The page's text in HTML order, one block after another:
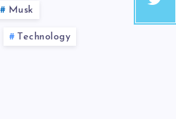
Musk
Technology